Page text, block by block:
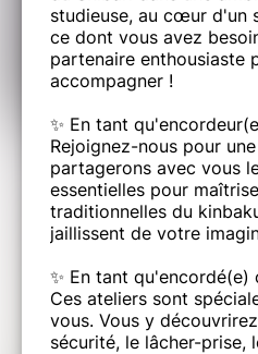
studieuse, au cœur d'un
ce dont vous avez
partenaire enthousiaste
accompagner !
✨ En tant
Rejoignez-nous pour
partagerons avec vous
essentielles pour
traditionnelles du
jaillissent de votre
✨ En tant qu'encordé(e)
Ces ateliers sont
vous. Vous y
sécurité, le lâcher-prise,